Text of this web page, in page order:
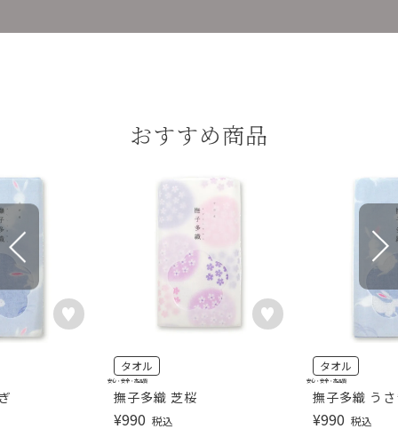
おすすめ商品
撫子多織 芝桜
タオル
¥990 税込
安心・安全・高品質
撫子多織 う
タオル
¥990 税込
安心・安全・高品質